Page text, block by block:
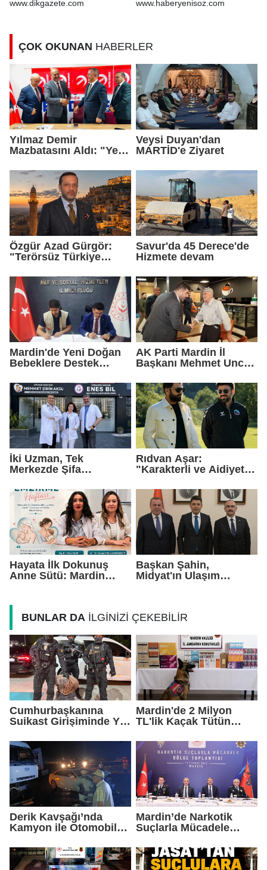
www.dikgazete.com www.haberyenisoz.com
ÇOK OKUNAN HABERLER
Yılmaz Demir
Mazbatasını Aldı: "Yeni
Geldik"
Veysi Duyan'dan
MARTİD'e Ziyaret
Özgür Azad Gürgör:
"Terörsüz Türkiye
Turizmi İçin Yeni Bir
Dönemin Başlangıcıdır"
Savur'da 45 Derece'de
Hizmete devam
Mardin'de Yeni Doğan
Bebeklere Destek
AK Parti Mardin İl
Başkanı Mehmet Uncu:
Geleceğimizi
Korumaktır"
İki Uzman, Tek
Merkezde Şifa
Rıdvan Aşar:
"Karakterli ve Aidiyet
Kadro Kuruyoruz"
Hayata İlk Dokunuş
Anne Sütü: Mardin
Başkan Şahin,
Midyat'ın Ulaşım
BUNLAR DA İLGİNİZİ ÇEKEBİLİR
Cumhurbaşkanına
Suikast Girişiminde Yer
Yakalandı
Mardin'de 2 Milyon
TL'lik Kaçak Tütün
Derik Kavşağı’nda
Kamyon ile Otomobil
Yaralandı
Mardin’de Narkotik
Suçlarla Mücadele
Toplantısı
Gerçekleştirildi